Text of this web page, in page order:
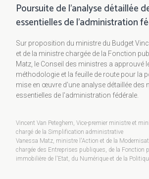
Poursuite de l'analyse détaillée
essentielles de l'administration
Sur proposition du ministre du Budget
et de la ministre chargée de la Fonction
Matz, le Conseil des ministres a approuvé
méthodologie et la feuille de route pour la
mise en œuvre d'une analyse détaillée des
essentielles de l'administration fédérale.
Vincent Van Peteghem, Vice-premier ministre et
chargé de la Simplification administrative
Vanessa Matz, ministre l'Action et de la
chargée des Entreprises publiques, de la Fonction
immobilière de l'Etat, du Numérique et de la